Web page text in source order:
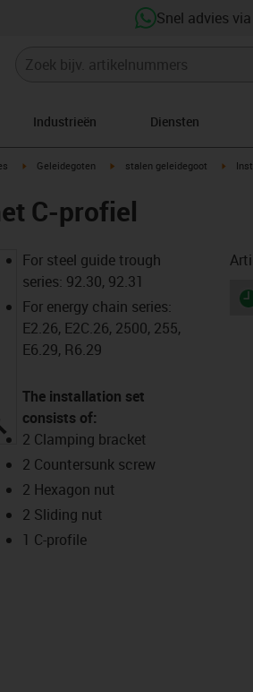
Snel advies
Industrieën Diensten
right igus-icon-arrow-right
Geleidegoten igus-icon-arrow-right
stalen geleidegoot
C-profiel
igus-icon-lupe
For steel guide trough
series: 92.30, 92.31
For energy chain series:
E2.26, E2C.26, 2500, 255,
E6.29, R6.29
The installation set
consists of:
2 Clamping bracket
2 Countersunk screw
2 Hexagon nut
2 Sliding nut
1 C-profile